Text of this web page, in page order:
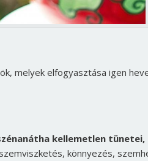
melyek elfogyasztása igen
kellemetlen tünetei,
könnyezés,